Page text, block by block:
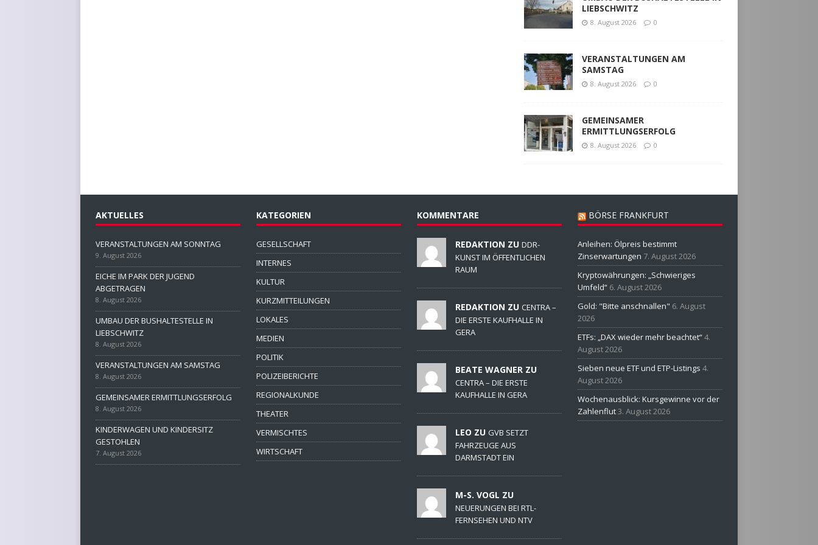
LIEBSCHWITZ
8. August 2026 0
VERANSTALTUNGEN AM
SAMSTAG
8. August 2026 0
GEMEINSAMER
ERMITTLUNGSERFOLG
8. August 2026 0
AKTUELLES
VERANSTALTUNGEN AM SONNTAG
9. August 2026
EICHE IM PARK DER JUGEND
ABGETRAGEN
8. August 2026
UMBAU DER BUSHALTESTELLE IN
LIEBSCHWITZ
8. August 2026
VERANSTALTUNGEN AM SAMSTAG
8. August 2026
GEMEINSAMER ERMITTLUNGSERFOLG
8. August 2026
KINDERWAGEN UND KINDERSITZ
GESTOHLEN
7. August 2026
KATEGORIEN
GESELLSCHAFT
INTERNES
KULTUR
KURZMITTEILUNGEN
LOKALES
MEDIEN
POLITIK
POLIZEIBERICHTE
REGIONALKUNDE
THEATER
VERMISCHTES
WIRTSCHAFT
KOMMENTARE
REDAKTION ZU DDR-
KUNST IM ÖFFENTLICHEN
RAUM
REDAKTION ZU CENTRA –
DIE ERSTE KAUFHALLE IN
GERA
BEATE WAGNER ZU
CENTRA – DIE ERSTE
KAUFHALLE IN GERA
LEO ZU GVB SETZT
FAHRZEUGE AUS
DARMSTADT EIN
M-S. VOGL ZU
NEUERUNGEN BEI RTL-
FERNSEHEN UND NTV
BÖRSE FRANKFURT
Anleihen: Ölpreis bestimmt
Zinserwartungen 7. August 2026
Kryptowährungen: „Schwieriges
Umfeld“ 6. August 2026
Gold: "Bitte anschnallen" 6. August
2026
ETFs: „DAX wieder mehr beachtet“4.
August 2026
Sieben neue ETF und ETP-Listings 4.
August 2026
Wochenausblick: Kursgewinne vor der
Zahlenflut3. August 2026